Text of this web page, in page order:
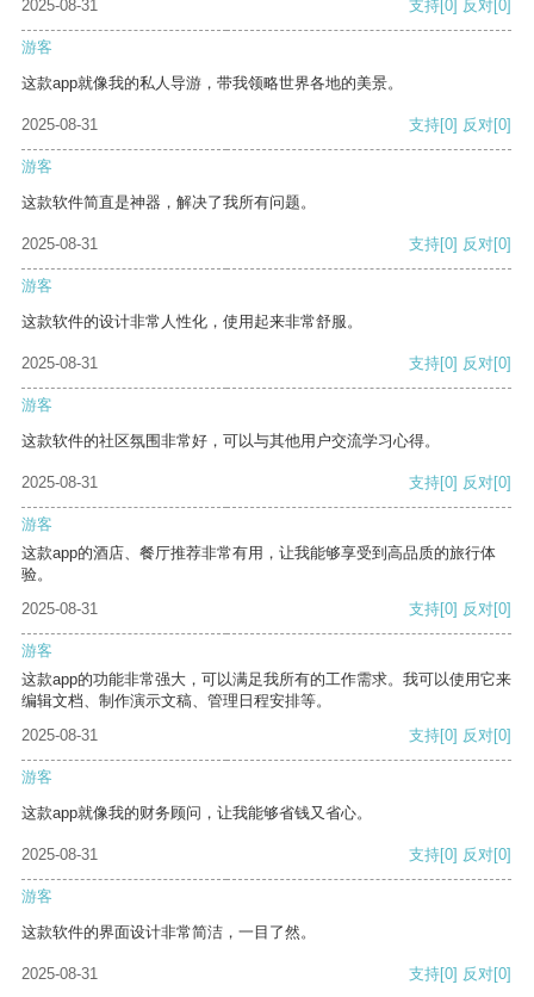
2025-08-31
支持[0] 反对[0]
游客
这款app就像我的私人导游，带我领略世界各地的美景。
2025-08-31 支持[0] 反对[0]
游客
这款软件简直是神器，解决了我所有问题。
2025-08-31 支持[0] 反对[0]
游客
这款软件的设计非常人性化，使用起来非常舒服。
2025-08-31 支持[0] 反对[0]
游客
这款软件的社区氛围非常好，可以与其他用户交流学习心得。
2025-08-31 支持[0] 反对[0]
游客
这款app的酒店、餐厅推荐非常有用，让我能够享受到高品质的旅行体
验。
2025-08-31
支持[0] 反对[0]
游客
这款app的功能非常强大，可以满足我所有的工作需求。我可以使用它来
编辑文档、制作演示文稿、管理日程安排等。
2025-08-31
支持[0] 反对[0]
游客
这款app就像我的财务顾问，让我能够省钱又省心。
2025-08-31 支持[0] 反对[0]
游客
这款软件的界面设计非常简洁，一目了然。
2025-08-31 支持[0] 反对[0]